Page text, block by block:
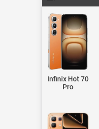
Infinix Hot 70
Pro